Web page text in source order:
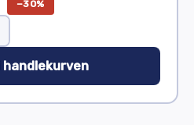
−30%
handlekurven